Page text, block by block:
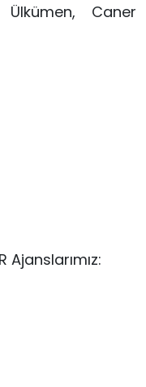
Caner
Ajanslarımız: